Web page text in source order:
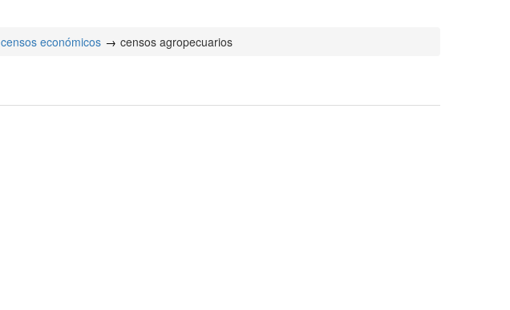
censos económicos censos agropecuarios